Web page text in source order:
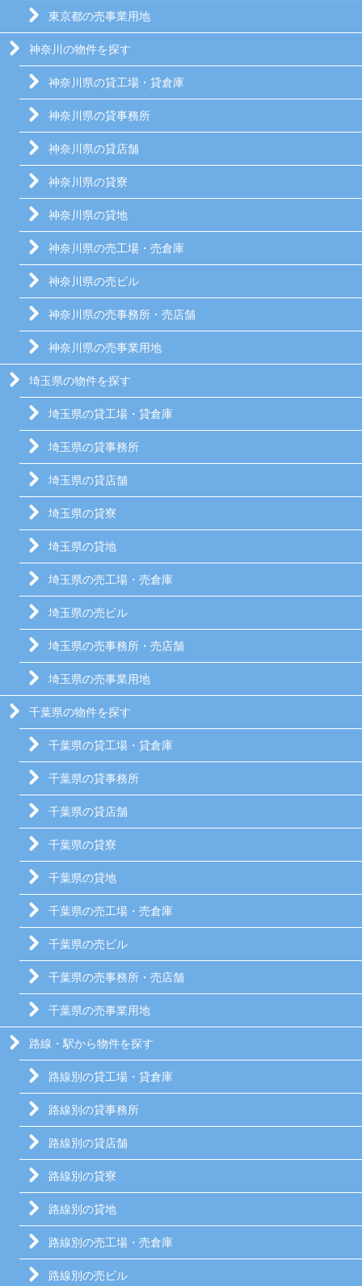
東京都の売事業用地
神奈川の物件を探す
神奈川県の貸工場・貸倉庫
神奈川県の貸事務所
神奈川県の貸店舗
神奈川県の貸寮
神奈川県の貸地
神奈川県の売工場・売倉庫
神奈川県の売ビル
神奈川県の売事務所・売店舗
神奈川県の売事業用地
埼玉県の物件を探す
埼玉県の貸工場・貸倉庫
埼玉県の貸事務所
埼玉県の貸店舗
埼玉県の貸寮
埼玉県の貸地
埼玉県の売工場・売倉庫
埼玉県の売ビル
埼玉県の売事務所・売店舗
埼玉県の売事業用地
千葉県の物件を探す
千葉県の貸工場・貸倉庫
千葉県の貸事務所
千葉県の貸店舗
千葉県の貸寮
千葉県の貸地
千葉県の売工場・売倉庫
千葉県の売ビル
千葉県の売事務所・売店舗
千葉県の売事業用地
路線・駅から物件を探す
路線別の貸工場・貸倉庫
路線別の貸事務所
路線別の貸店舗
路線別の貸寮
路線別の貸地
路線別の売工場・売倉庫
路線別の売ビル